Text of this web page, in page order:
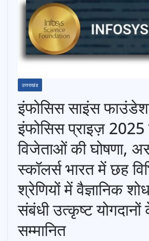
उत्तराखंड
इंफोसिस साइंस
इंफोसिस प्राइज़
विजेताओं की घोषणा,
स्कॉलर्स भारत में छह
श्रेणियों में वैज्ञानिक
संबंधी उत्कृष्ट
सम्मानित